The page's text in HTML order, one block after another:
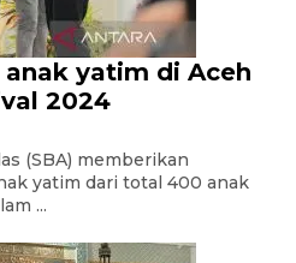
anak yatim di Aceh
2024
(SBA) memberikan
yatim dari total 400 anak
...